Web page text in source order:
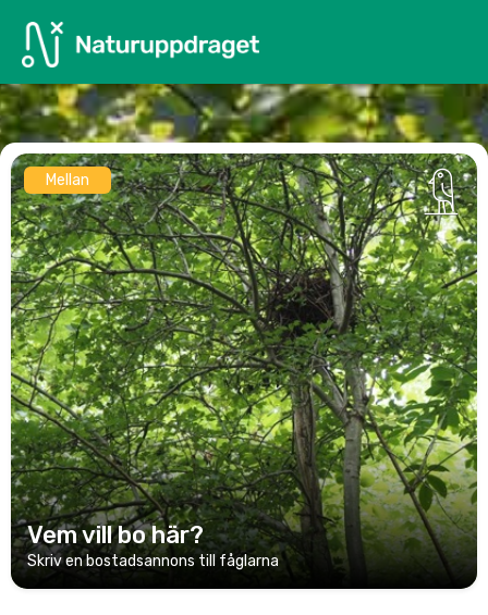
Mellan
Vem vill bo här?
Skriv en bostadsannons till fåglarna